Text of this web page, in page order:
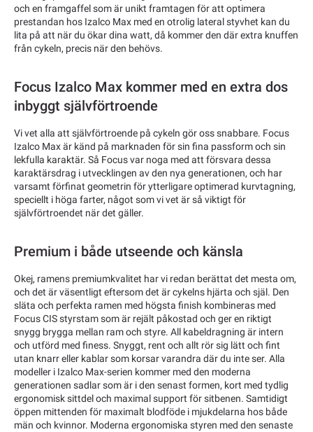
och en framgaffel som är unikt framtagen för att optimera
prestandan hos Izalco Max med en otrolig lateral styvhet kan du
lita på att när du ökar dina watt, då kommer den där extra knuffen
från cykeln, precis när den behövs.
Focus Izalco Max kommer med en extra dos
inbyggt självförtroende
Vi vet alla att självförtroende på cykeln gör oss snabbare. Focus
Izalco Max är känd på marknaden för sin fina passform och sin
lekfulla karaktär. Så Focus var noga med att försvara dessa
karaktärsdrag i utvecklingen av den nya generationen, och har
varsamt förfinat geometrin för ytterligare optimerad kurvtagning,
speciellt i höga farter, något som vi vet är så viktigt för
självförtroendet när det gäller.
Premium i både utseende och känsla
Okej, ramens premiumkvalitet har vi redan berättat det mesta om,
och det är väsentligt eftersom det är cykelns hjärta och själ. Den
släta och perfekta ramen med högsta finish kombineras med
Focus CIS styrstam som är rejält påkostad och ger en riktigt
snygg brygga mellan ram och styre. All kabeldragning är intern
och utförd med finess. Snyggt, rent och allt rör sig lätt och fint
utan knarr eller kablar som korsar varandra där du inte ser. Alla
modeller i Izalco Max-serien kommer med den moderna
generationen sadlar som är i den senast formen, kort med tydlig
ergonomisk sittdel och maximal support för sitbenen. Samtidigt
öppen mittenden för maximalt blodföde i mjukdelarna hos både
män och kvinnor. Moderna ergonomiska styren med den senaste